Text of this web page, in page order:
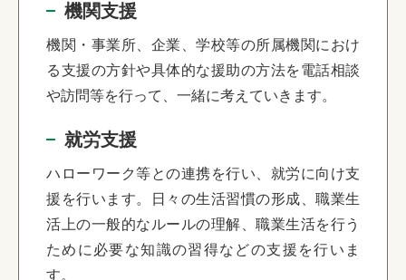
機関支援
機関・事業所、企業、学校等の所属機関におけ
る支援の方針や具体的な援助の方法を電話相談
や訪問等を行って、一緒に考えていきます。
就労支援
ハローワーク等との連携を行い、就労に向け支
援を行います。日々の生活習慣の形成、職業生
活上の一般的なルールの理解、職業生活を行う
ために必要な知識の習得などの支援を行いま
す。